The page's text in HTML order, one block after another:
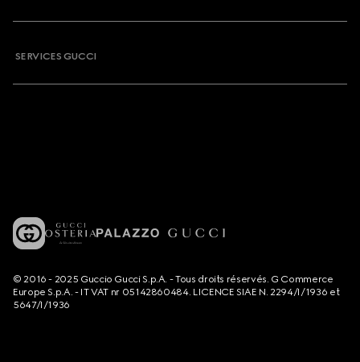
SERVICES GUCCI
© 2016 - 2025 Guccio Gucci S.p.A. - Tous droits réservés. G Commerce
Europe S.p.A. - IT VAT nr 05142860484. LICENCE SIAE N. 2294/I/1936 et
5647/I/1936